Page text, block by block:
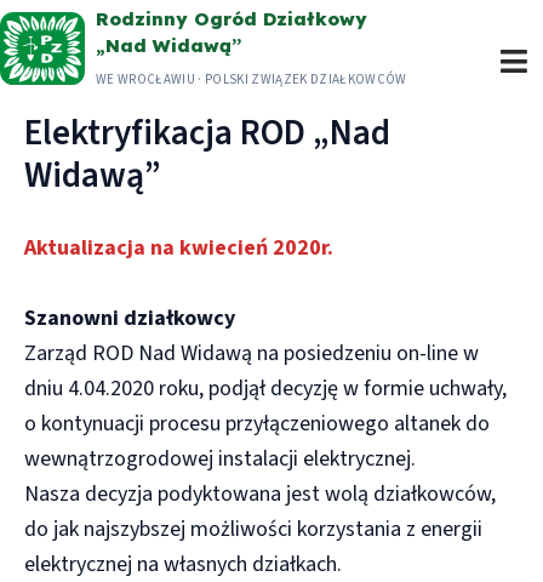
Przejdź
do
treści
Rodzinny Ogród Działkowy
„Nad Widawą”
WE WROCŁAWIU · POLSKI ZWIĄZEK DZIAŁKOWCÓW
Elektryfikacja ROD „Nad
Widawą”
Aktualizacja na kwiecień 2020r.
Szanowni działkowcy
Zarząd ROD Nad Widawą na posiedzeniu on-line w
dniu 4.04.2020 roku, podjął decyzję w formie uchwały,
o kontynuacji procesu przyłączeniowego altanek do
wewnątrzogrodowej instalacji elektrycznej.
Nasza decyzja podyktowana jest wolą działkowców,
do jak najszybszej możliwości korzystania z energii
elektrycznej na własnych działkach.